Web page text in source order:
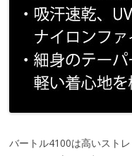
バートル4100は高いスト